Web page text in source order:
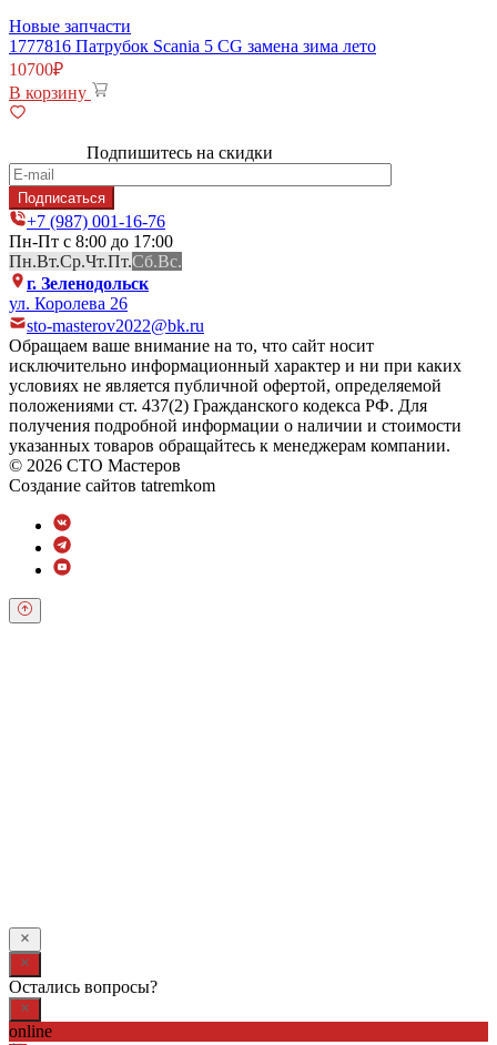
Новые запчасти
1777816 Патрубок Scania 5 CG замена зима лето
10700₽
В корзину
Подпишитесь на скидки
+7 (987) 001-16-76
Пн-Пт с 8:00 до 17:00
Пн.Вт.Ср.Чт.Пт.Сб.Вс.
г. Зеленодольск
ул. Королева 26
sto-masterov2022@bk.ru
Обращаем ваше внимание на то, что сайт носит
исключительно информационный характер и ни при каких
условиях не является публичной офертой, определяемой
положениями ст. 437(2) Гражданского кодекса РФ. Для
получения подробной информации о наличии и стоимости
указанных товаров обращайтесь к менеджерам компании.
© 2026 СТО Мастеров
Создание сайтов tatremkom
Остались вопросы?
online